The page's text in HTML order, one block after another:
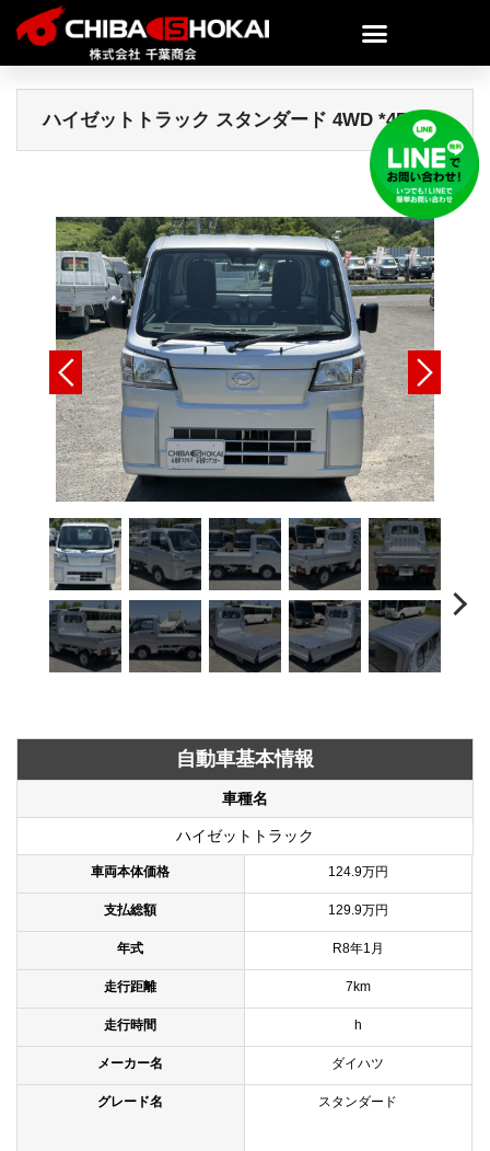
ハイゼットトラック スタンダード 4WD *4576
自動車基本情報
車種名
ハイゼットトラック
車両本体価格 124.9万円
支払総額 129.9万円
年式 R8年1月
走行距離 7km
走行時間 h
メーカー名 ダイハツ
グレード名 スタンダード